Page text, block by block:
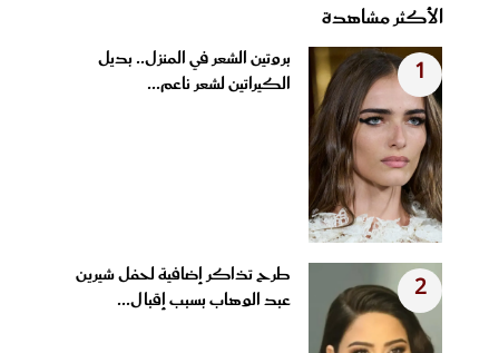
الأكثر مشاهدة
1
بروتين الشعر في المنزل.. بديل
الكيراتين لشعر ناعم...
2
طرح تذاكر إضافية لحفل شيرين
عبد الوهاب بسبب إقبال...